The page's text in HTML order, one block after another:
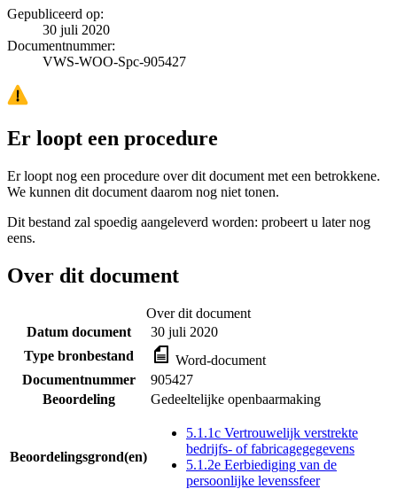
Gepubliceerd op:
30 juli 2020
Documentnummer:
VWS-WOO-Spc-905427
Er loopt een procedure
Er loopt nog een procedure over dit document met een betrokkene.
We kunnen dit document daarom nog niet tonen.
Dit bestand zal spoedig aangeleverd worden: probeert u later nog
eens.
Over dit document
Over dit document
Datum document
30 juli 2020
Type bronbestand
Word-document
Documentnummer
905427
Beoordeling
Gedeeltelijke openbaarmaking
Beoordelingsgrond(en)
5.1.1c Vertrouwelijk verstrekte
bedrijfs- of fabricagegegevens
5.1.2e Eerbiediging van de
persoonlijke levenssfeer